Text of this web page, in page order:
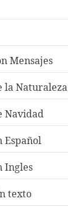
Mensajes
la Naturaleza
Navidad
Español
Ingles
texto